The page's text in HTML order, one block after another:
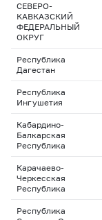
СЕВЕРО-
КАВКАЗСКИЙ
ФЕДЕРАЛЬНЫЙ
ОКРУГ
Республика
Дагестан
Республика
Ингушетия
Кабардино-
Балкарская
Республика
Карачаево-
Черкесская
Республика
Республика